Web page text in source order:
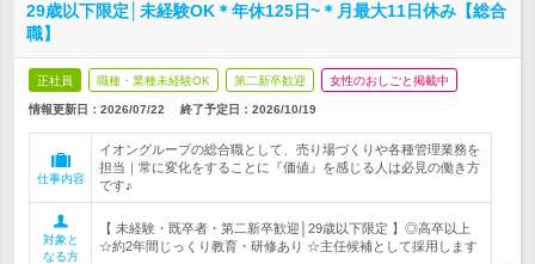
29歳以下限定│未経験OK＊年休125日~＊月最大11日休み【総合
職】
正社員 職種・業種未経験OK 第二新卒歓迎 女性のおしごと掲載中
情報更新日：2026/07/22 終了予定日： 2026/10/19
仕事内容
イオングループの総合職として、売り場づくりや各種管理業務を
担当｜常に変化をすることに『価値』を感じる人は必見の働き方
です♪
対象と
なる方
【 未経験・既卒者・第二新卒歓迎│29歳以下限定 】◎高卒以上
☆約2年間じっくり教育・研修あり ☆主任候補として採用します